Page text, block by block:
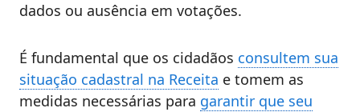
dados ou ausência em votações.
É fundamental que os cidadãos consultem sua
situação cadastral na Receita e tomem as
medidas necessárias para garantir que seu